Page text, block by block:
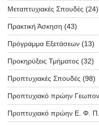
Μεταπτυχιακές Σπουδές (24)
Πρακτική Άσκηση (43)
Πρόγραμμα Εξετάσεων (13)
Προκηρύξεις Τμήματος (32)
Προπτυχιακές Σπουδές (98)
Προπτυχιακό πρώην
Προπτυχιακό πρώην Ε. Φ. Π.